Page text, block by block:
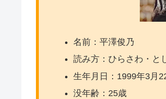
名前：平澤俊乃
読み方：ひらさわ・と
生年月日：1999年3月
没年齢：25歳